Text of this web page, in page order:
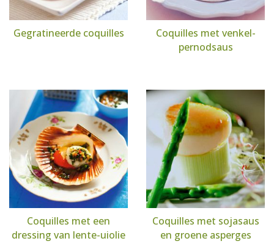
Gegratineerde coquilles
Coquilles met venkel-
pernodsaus
Coquilles met een
dressing van lente-uiolie
Coquilles met sojasaus
en groene asperges